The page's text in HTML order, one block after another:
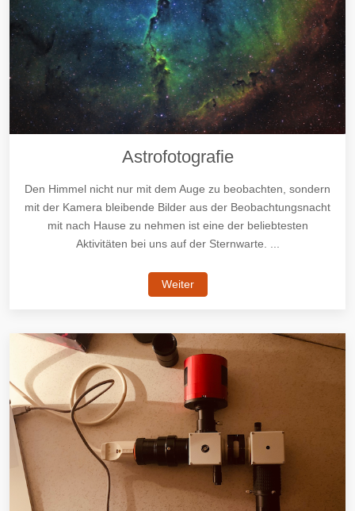
Astrofotografie
Den Himmel nicht nur mit dem Auge zu beobachten, sondern
mit der Kamera bleibende Bilder aus der Beobachtungsnacht
mit nach Hause zu nehmen ist eine der beliebtesten
Aktivitäten bei uns auf der Sternwarte. ...
Weiter